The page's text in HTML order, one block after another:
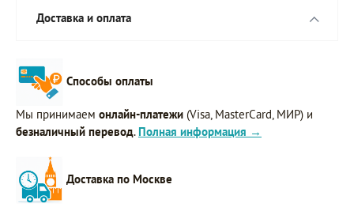
Доставка и оплата
Способы оплаты
Мы принимаем онлайн-платежи (Visa, MasterCard, МИР) и
безналичный перевод. Полная информация →
Доставка по Москве